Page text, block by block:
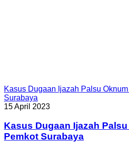
Kasus Dugaan Ijazah Palsu
Surabaya
15 April 2023
Kasus Dugaan Ijazah
Pemkot Surabaya